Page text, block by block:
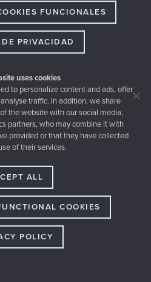
Elche (SPAIN)
FUNCIONALES
PRIVACIDAD
uses cookies
to personalize content and ads, offer
traffic. In addition, we share
the website with our social media,
partners, who may combine it with
provided or that they have collected
of their services.
ALL
COOKIES
POLICY